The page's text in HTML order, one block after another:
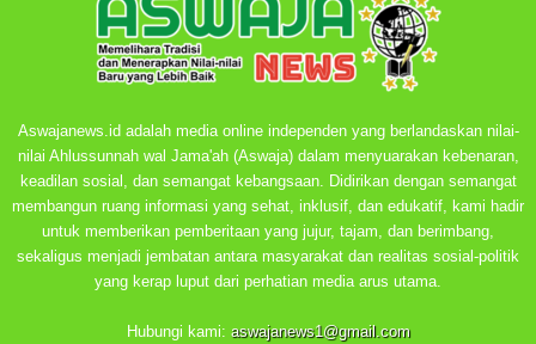
Aswajanews.id adalah media online independen yang berlandaskan nilai-
nilai Ahlussunnah wal Jama'ah (Aswaja) dalam menyuarakan kebenaran,
keadilan sosial, dan semangat kebangsaan. Didirikan dengan semangat
membangun ruang informasi yang sehat, inklusif, dan edukatif, kami hadir
untuk memberikan pemberitaan yang jujur, tajam, dan berimbang,
sekaligus menjadi jembatan antara masyarakat dan realitas sosial-politik
yang kerap luput dari perhatian media arus utama.
Hubungi kami: aswajanews1@gmail.com